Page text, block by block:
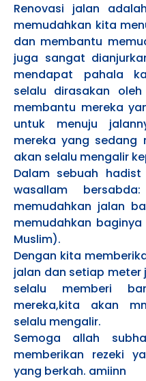
Renovasi jalan
memudahkan kita
dan membantu
juga sangat
mendapat pahala
selalu dirasakan
membantu mereka
untuk menuju
mereka yang sedang
akan selalu mengalir
Dalam sebuah hadist
wasallam
memudahkan jalan
memudahkan baginya
Muslim).
Dengan kita
jalan dan setiap meter
selalu memberi
mereka,kita akan
selalu mengalir.
Semoga allah
memberikan rezeki
yang berkah. amiinn